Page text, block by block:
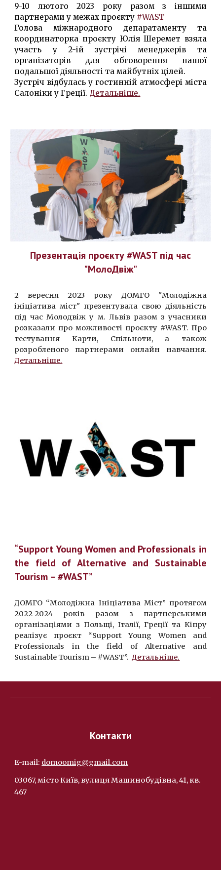
9-10 лютого 2023 року разом з іншими
партнерами у межах проєкту #WAST
Голова міжнародного депаратаменту та
координаторка проєктуЮлія Шеремет взяла
участь у 2-ій зустрічі менеджерів та
організаторів для обговорення нашої
подальшої діяльності та майбутніх цілей.
Зустріч відбулась у гостинній атмосфері міста
Салоніки у Греції. Детальніше.
Презентація проєкту#WAST під час
"МолоДвіж"
2 вересня 2023 року ДОМГО "Молодіжна
ініціатива міст" презентувала свою діяльність
під час Молодвіж у м. Львів разом з учасники
розказали про можливості проєкту #WAST. Про
тестування Карти, Спільноти, а також
розробленого партнерами онлайн навчання.
Детальніше.
“Support Young Women and Professionals in
the field of Alternative and Sustainable
Tourism – #WAST”
ДОМГО “Молодіжна Ініціатива Міст” протягом
2022-2024 років разом з партнерськими
організаціями з Польщі, Італії, Греції та Кіпру
реалізує проєкт “Support Young Women and
Professionals in the field of Alternative and
Sustainable Tourism – #WAST”.Детальніше.
Контакти
E-mail: domoomig@gmail.com
03067, місто Київ, вулиця Машинобудівна, 41, кв.
467